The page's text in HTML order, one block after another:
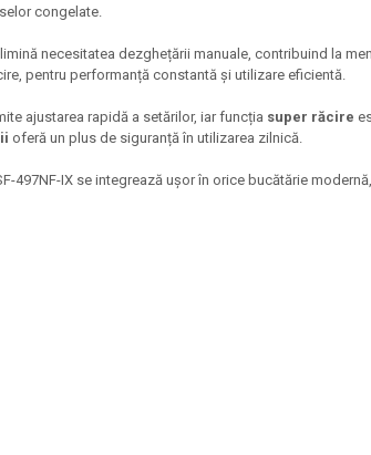
congelate.
necesitatea dezghețării manuale, contribuind la
pentru performanță constantă și utilizare eficientă.
ajustarea rapidă a setărilor, iar funcția super răcire
oferă un plus de siguranță în utilizarea zilnică.
SF-497NF-IX se integrează ușor în orice bucătărie